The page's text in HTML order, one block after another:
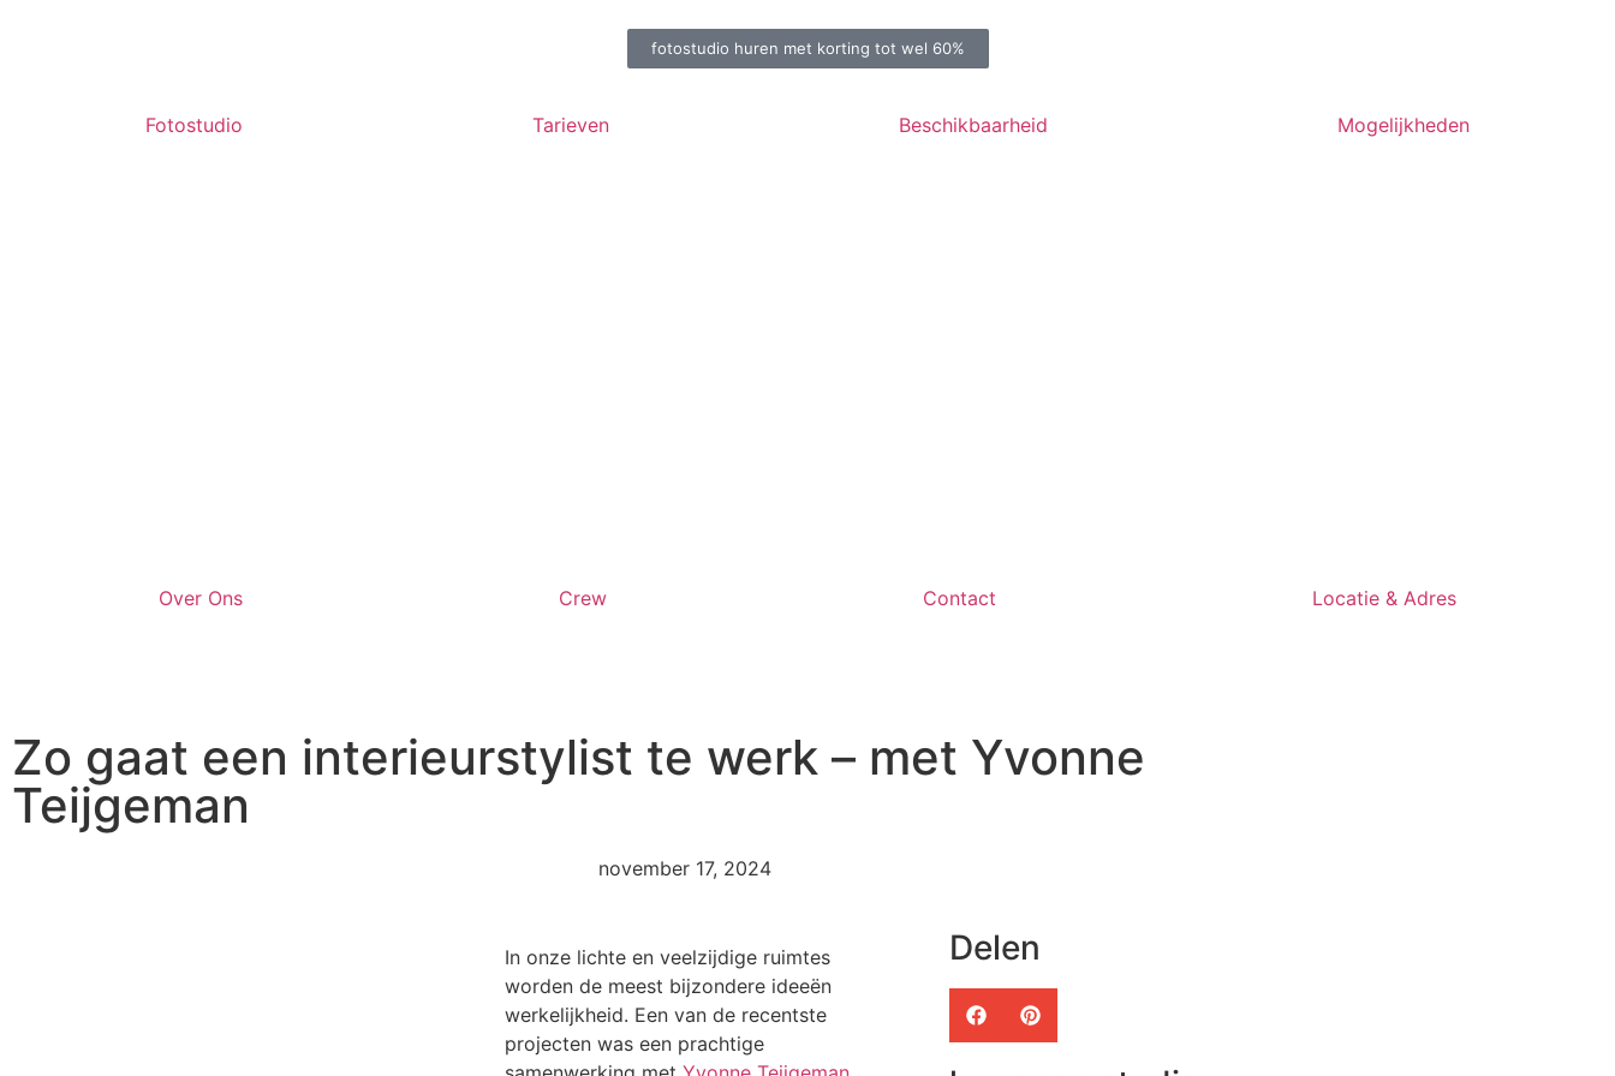
fotostudio huren met korting tot wel 60%
Fotostudio Tarieven Beschikbaarheid Mogelijkheden
Over Ons Crew Contact Locatie & Adres
Zo gaat een interieurstylist te werk – met Yvonne
Teijgeman
november 17, 2024
In onze lichte en veelzijdige ruimtes
worden de meest bijzondere ideeën
werkelijkheid. Een van de recentste
projecten was een prachtige
Delen